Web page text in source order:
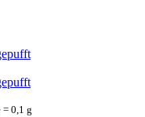
= 0,1 g